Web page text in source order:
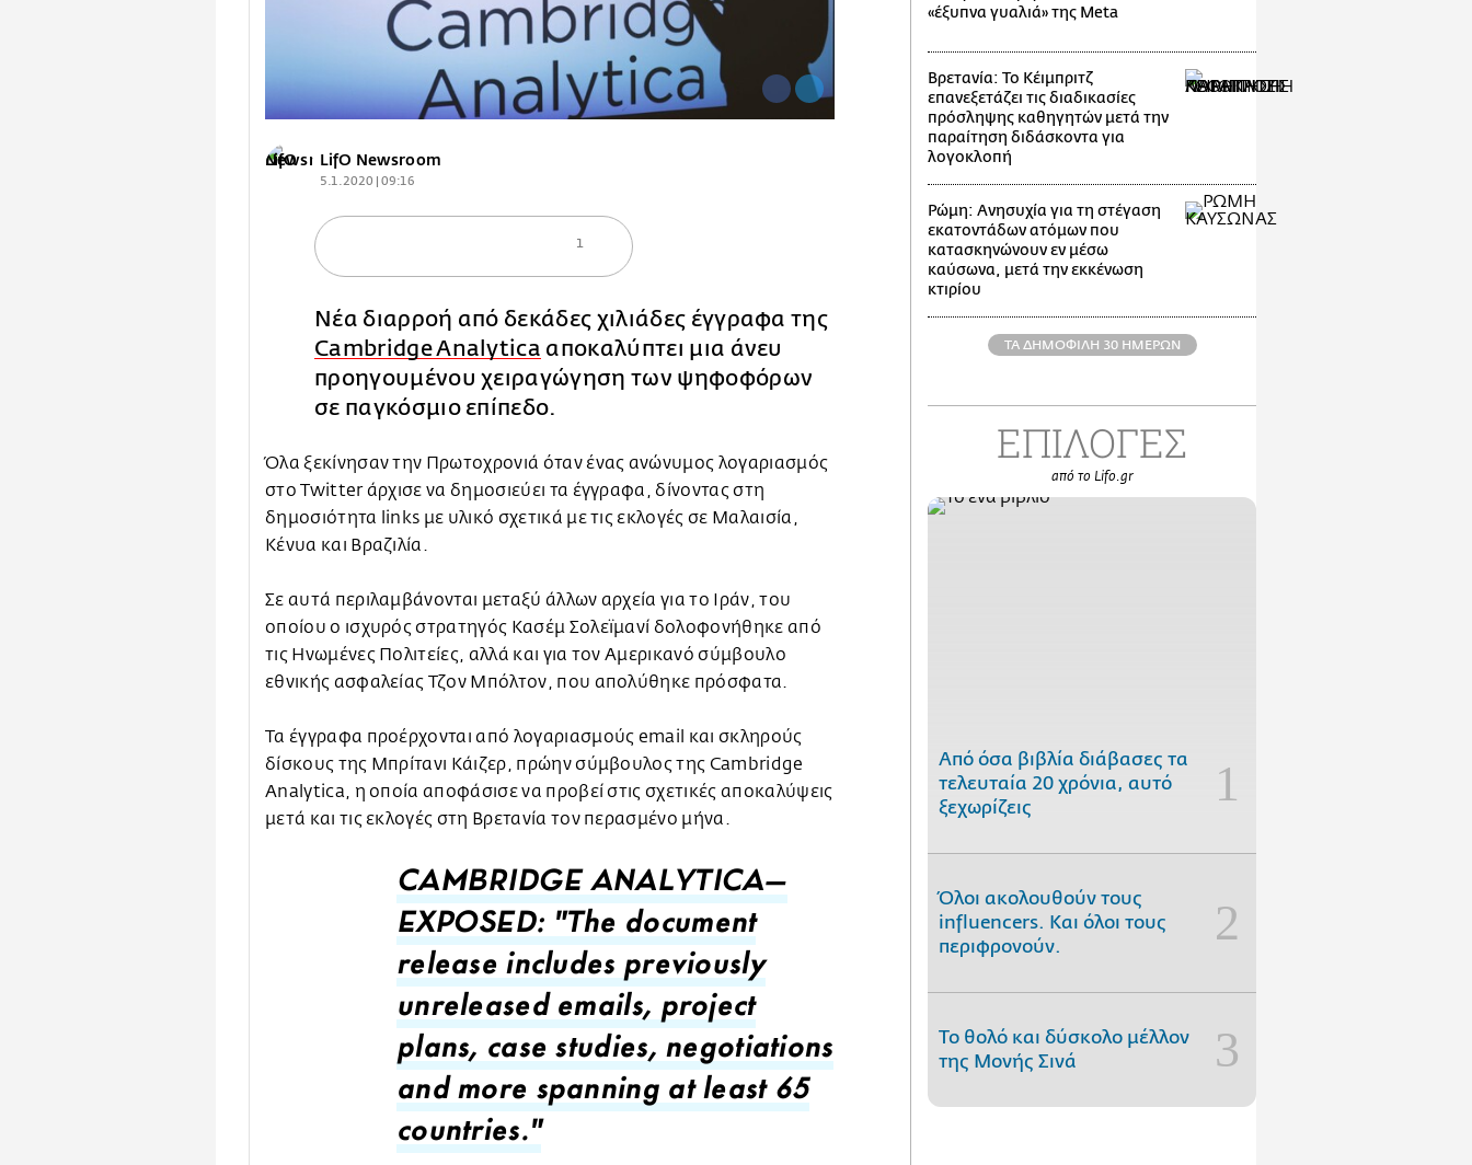
LifO Newsroom
5.1.2020 | 09:16
1
Νέα διαρροή από δεκάδες χιλιάδες έγγραφα της
Cambridge Analytica αποκαλύπτει μια άνευ
προηγουμένου χειραγώγηση των ψηφοφόρων
σε παγκόσμιο επίπεδο.
Όλα ξεκίνησαν την Πρωτοχρονιά όταν ένας ανώνυμος λογαριασμός
στο Twitter άρχισε να δημοσιεύει τα έγγραφα, δίνοντας στη
δημοσιότητα links με υλικό σχετικά με τις εκλογές σε Μαλαισία,
Κένυα και Βραζιλία.
Σε αυτά περιλαμβάνονται μεταξύ άλλων αρχεία για το Ιράν, του
οποίου ο ισχυρός στρατηγός Κασέμ Σολεϊμανί δολοφονήθηκε από
τις Ηνωμένες Πολιτείες, αλλά και για τον Αμερικανό σύμβουλο
εθνικής ασφαλείας Τζον Μπόλτον, που απολύθηκε πρόσφατα.
Τα έγγραφα προέρχονται από λογαριασμούς email και σκληρούς
δίσκους της Μπρίτανι Κάιζερ, πρώην σύμβουλος της Cambridge
Analytica, η οποία αποφάσισε να προβεί στις σχετικές αποκαλύψεις
μετά και τις εκλογές στη Βρετανία τον περασμένο μήνα.
CAMBRIDGE ANALYTICA—
EXPOSED: "The document
release includes previously
unreleased emails, project
plans, case studies, negotiations
and more spanning at least 65
countries."
«έξυπνα γυαλιά» της Meta
Βρετανία: Το Κέιμπριτζ
επανεξετάζει τις διαδικασίες
πρόσληψης καθηγητών μετά την
παραίτηση διδάσκοντα για
λογοκλοπή
Ρώμη: Ανησυχία για τη στέγαση
εκατοντάδων ατόμων που
κατασκηνώνουν εν μέσω
καύσωνα, μετά την εκκένωση
κτιρίου
ΤΑ ΔΗΜΟΦΙΛΗ 30 ΗΜΕΡΩΝ
ΕΠΙΛΟΓΕΣ
από το Lifo.gr
Από όσα βιβλία διάβασες τα
τελευταία 20 χρόνια, αυτό
ξεχωρίζεις
Όλοι ακολουθούν τους
influencers. Και όλοι τους
περιφρονούν.
Το θολό και δύσκολο μέλλον
της Μονής Σινά